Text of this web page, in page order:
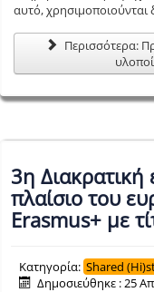
αυτό,
Περισσότερα:
3η Διακρατική
πλαίσιο του
Erasmus+ με
Κατηγορία: Shared
Δημοσιεύθηκε : 25